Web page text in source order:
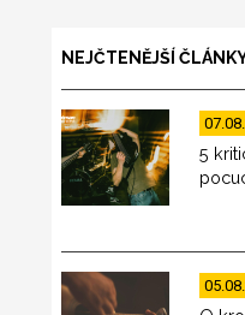
NEJČTENĚJŠÍ
5